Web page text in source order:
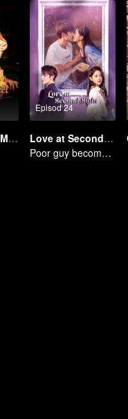
Alpha, Please Mark Me
Episod 24
Love at Second Sight
Poor guy becomes the domineering CEO and pursues his first love